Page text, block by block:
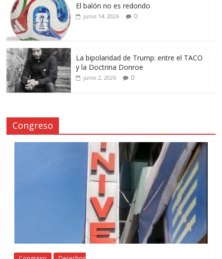
El balón no es redondo
junio 14, 2026 0
La bipolaridad de Trump: entre el TACO
y la Doctrina Donroe
junio 2, 2026 0
Congreso